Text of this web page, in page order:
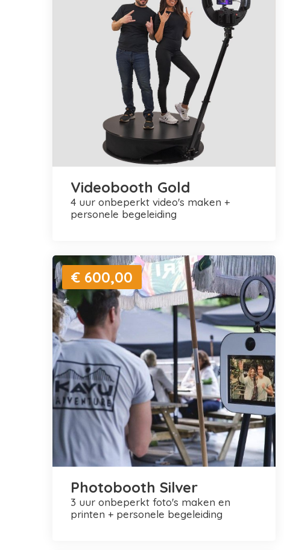
Videobooth Gold
4 uur onbeperkt video's maken +
personele begeleiding
€ 600,00
Photobooth Silver
3 uur onbeperkt foto's maken en
printen + personele begeleiding